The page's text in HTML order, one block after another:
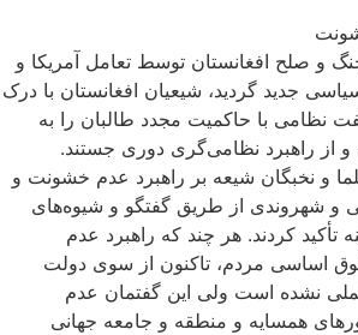
و صلح افغانستان توسط تعامل آمریکا و
جدید گردید، شیعیان افغانستان با درک
نظامی با حاکمیت مجدد طالبان را به
از راهبرد نظامی‌گری دوری جستند.
و نخبگان شیعه بر راهبرد عدم خشونت و
و شهروندی از طریق گفتگو و شیوه‌های
تأکید کردند. هر چند که راهبرد عدم
اساسی مردم، تاکنون از سوی دولت
نشده است ولی این گفتمان عدم
همسایه و منطقه و جامعه جهانی